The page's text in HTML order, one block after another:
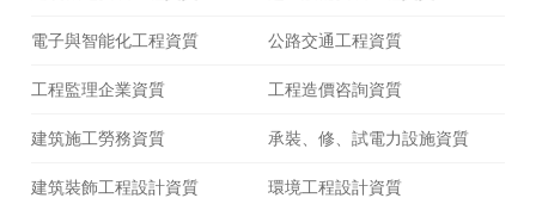
電子與智能化工程資質 公路交通工程資質
工程監理企業資質 工程造價咨詢資質
建筑施工勞務資質 承裝、修、試電力設施資質
建筑裝飾工程設計資質 環境工程設計資質